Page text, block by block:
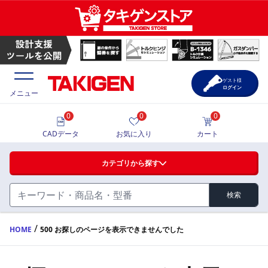
ハンドル・取手・つまみ・周辺機器
FA・A
蝶番・ステー・周辺機器
価格一覧
製品カタログ
メニュー
カテゴリから探す
検索
0
CADデータ
0
お気に入り
0
カート
ゲスト様
ログイン
HOME / 500 お探しのページを表示できませんでした